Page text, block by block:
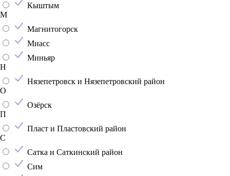
Кыштым
М
Магнитогорск
Миасс
Миньяр
Н
Нязепетровск и Нязепетровский район
О
Озёрск
П
Пласт и Пластовский район
С
Сатка и Саткинский район
Сим